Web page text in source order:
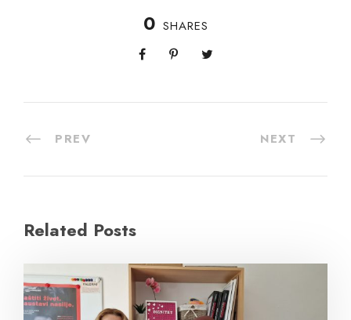
0 SHARES
PREV NEXT
Related Posts